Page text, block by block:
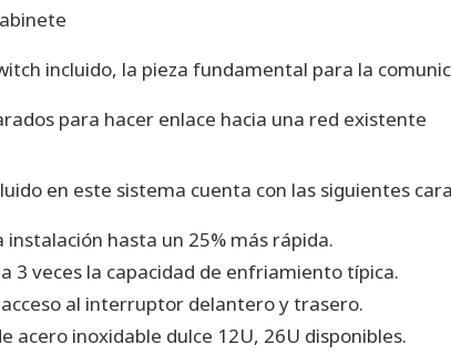
incluido, la pieza fundamental para la
para hacer enlace hacia una red existente
en este sistema cuenta con las siguientes
instalación hasta un 25% más rápida.
3 veces la capacidad de enfriamiento típica.
al interruptor delantero y trasero.
acero inoxidable dulce 12U, 26U disponibles.